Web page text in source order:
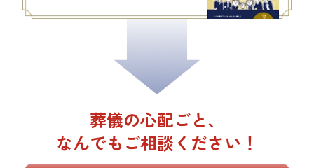
葬儀の心配ごと、
なんでもご相談ください！